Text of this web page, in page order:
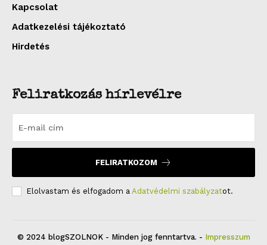
Kapcsolat
Adatkezelési tájékoztató
Hirdetés
Feliratkozás hírlevélre
FELIRATKOZOM
Elolvastam és elfogadom a Adatvédelmi szabályzatot.
© 2024 blogSZOLNOK - Minden jog fenntartva. - Impresszum